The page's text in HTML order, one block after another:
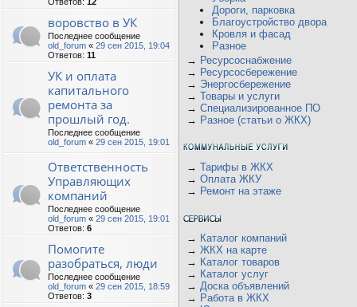
воровство в УК
Последнее сообщение
old_forum « 29 сен 2015, 19:04
Ответов: 11
УК и оплата
капитального
ремонта за
прошлый год.
Последнее сообщение
old_forum « 29 сен 2015, 19:01
Ответственность
Управляющих
компаний
Последнее сообщение
old_forum « 29 сен 2015, 19:01
Ответов: 6
Помогите
разобраться, люди
Последнее сообщение
old_forum « 29 сен 2015, 18:59
Ответов: 3
Дороги, парковка
Благоустройство двора
Кровля и фасад
Разное
→ Ресурсоснабжение
→ Ресурсосбережение
→ Энергосбережение
→ Товары и услуги
→ Специализированное ПО
→ Разное (статьи о ЖКХ)
→ Тарифы в ЖКХ
→ Оплата ЖКУ
→ Ремонт на этаже
→ Каталог компаний
→ ЖКХ на карте
→ Каталог товаров
→ Каталог услуг
→ Доска объявлений
→ Работа в ЖКХ